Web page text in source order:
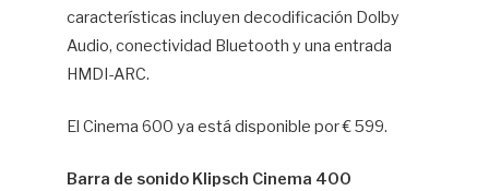
características incluyen decodificación Dolby
Audio, conectividad Bluetooth y una entrada
HMDI-ARC.
El Cinema 600 ya está disponible por € 599.
Barra de sonido Klipsch Cinema 400